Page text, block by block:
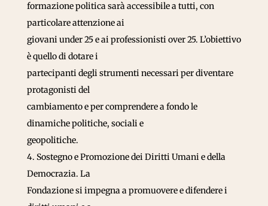
formazione politica sarà accessibile a tutti, con
particolare attenzione ai
giovani under 25 e ai professionisti over 25. L’obiettivo
è quello di dotare i
partecipanti degli strumenti necessari per diventare
protagonisti del
cambiamento e per comprendere a fondo le
dinamiche politiche, sociali e
geopolitiche.
4. Sostegno e Promozione dei Diritti Umani e della
Democrazia. La
Fondazione si impegna a promuovere e difendere i